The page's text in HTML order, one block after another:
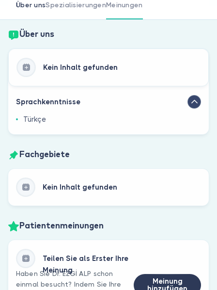
Über unsSpezialisierungenMeinungen
Über uns
Kein Inhalt gefunden
Sprachkenntnisse
Türkçe
Fachgebiete
Kein Inhalt gefunden
Patientenmeinungen
Teilen Sie als Erster Ihre
Meinung
Haben Sie Dr. EZGİ ALP schon
einmal besucht? Indem Sie Ihre
Meinung